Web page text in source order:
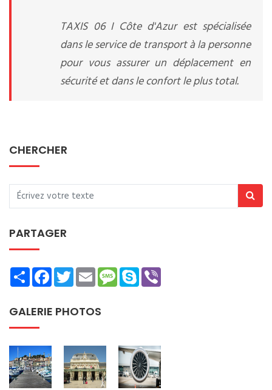
TAXIS 06 I Côte d'Azur est spécialisée
dans le service de transport à la personne
pour vous assurer un déplacement en
sécurité et dans le confort le plus total.
CHERCHER
PARTAGER
ShareFacebookTwitterEmailMessage
Skype
GALERIE PHOTOS